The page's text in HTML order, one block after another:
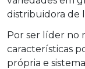
distribuidora de
Por ser líder no
características
própria e